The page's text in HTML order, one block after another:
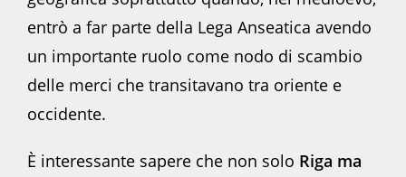
entrò a far parte della Lega Anseatica avendo
un importante ruolo come nodo di scambio
delle merci che transitavano tra oriente e
occidente.
È interessante sapere che non solo Riga ma